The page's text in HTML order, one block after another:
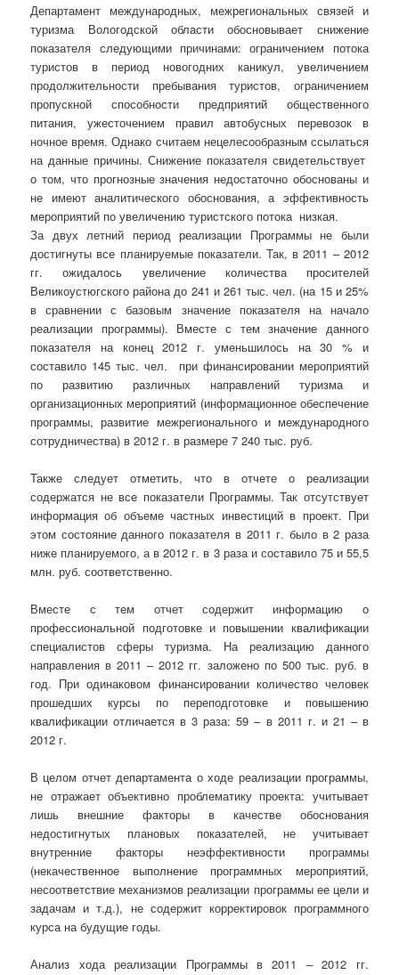
Департамент международных, межрегиональных связей и
туризма Вологодской области обосновывает снижение
показателя следующими причинами: ограничением потока
туристов в период новогодних каникул, увеличением
продолжительности пребывания туристов, ограничением
пропускной способности предприятий общественного
питания, ужесточением правил автобусных перевозок в
ночное время. Однако считаем нецелесообразным ссылаться
на данные причины. Снижение показателя свидетельствует
о том, что прогнозные значения недостаточно обоснованы и
не имеют аналитического обоснования, а эффективность
мероприятий по увеличению туристского потока низкая.
За двух летний период реализации Программы не были
достигнуты все планируемые показатели. Так, в 2011 – 2012
гг. ожидалось увеличение количества просителей
Великоустюгского района до 241 и 261 тыс. чел. (на 15 и 25%
в сравнении с базовым значение показателя на начало
реализации программы). Вместе с тем значение данного
показателя на конец 2012 г. уменьшилось на 30 % и
составило 145 тыс. чел. при финансировании мероприятий
по развитию различных направлений туризма и
организационных мероприятий (информационное обеспечение
программы, развитие межрегионального и международного
сотрудничества) в 2012 г. в размере 7 240 тыс. руб.
Также следует отметить, что в отчете о реализации
содержатся не все показатели Программы. Так отсутствует
информация об объеме частных инвестиций в проект. При
этом состояние данного показателя в 2011 г. было в 2 раза
ниже планируемого, а в 2012 г. в 3 раза и составило 75 и 55,5
млн. руб. соответственно.
Вместе с тем отчет содержит информацию о
профессиональной подготовке и повышении квалификации
специалистов сферы туризма. На реализацию данного
направления в 2011 – 2012 гг. заложено по 500 тыс. руб. в
год. При одинаковом финансировании количество человек
прошедших курсы по переподготовке и повышению
квалификации отличается в 3 раза: 59 – в 2011 г. и 21 – в
2012 г.
В целом отчет департамента о ходе реализации программы,
не отражает объективно проблематику проекта: учитывает
лишь внешние факторы в качестве обоснования
недостигнутых плановых показателей, не учитывает
внутренние факторы неэффективности программы
(некачественное выполнение программных мероприятий,
несоответствие механизмов реализации программы ее цели и
задачам и т.д.), не содержит корректировок программного
курса на будущие годы.
Анализ хода реализации Программы в 2011 – 2012 гг.